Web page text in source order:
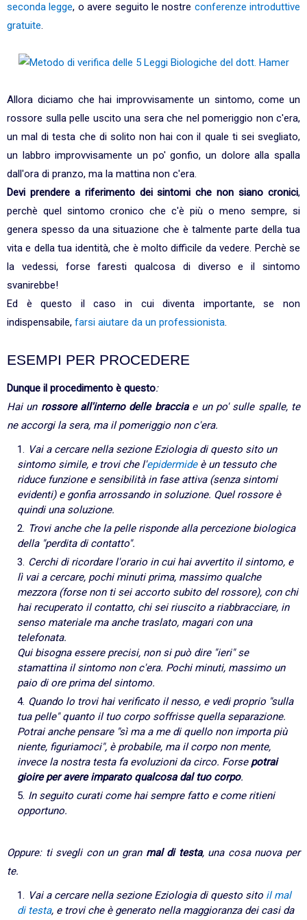
seconda legge, o avere seguito le nostre conferenze introduttive
gratuite.
Allora diciamo che hai improvvisamente un sintomo, come un
rossore sulla pelle uscito una sera che nel pomeriggio non c'era,
un mal di testa che di solito non hai con il quale ti sei svegliato,
un labbro improvvisamente un po' gonfio, un dolore alla spalla
dall'ora di pranzo, ma la mattina non c'era.
Devi prendere a riferimento dei sintomi che non siano cronici,
perchè quel sintomo cronico che c'è più o meno sempre, si
genera spesso da una situazione che è talmente parte della tua
vita e della tua identità, che è molto difficile da vedere. Perchè se
la vedessi, forse faresti qualcosa di diverso e il sintomo
svanirebbe!
Ed è questo il caso in cui diventa importante, se non
indispensabile, farsi aiutare da un professionista.
ESEMPI PER PROCEDERE
Dunque il procedimento è questo:
Hai un rossore all'interno delle bracciae un po' sulle spalle, te
ne accorgi la sera, ma il pomeriggio non c'era.
Vai a cercare nella sezione Eziologia di questo sito un
sintomo simile, e trovi che l'epidermideè un tessuto che
riduce funzione e sensibilità in fase attiva (senza sintomi
evidenti) e gonfia arrossando in soluzione. Quel rossore è
quindi una soluzione.
Trovi anche che la pelle risponde alla percezione biologica
della "perdita di contatto".
Cerchi di ricordare l'orario in cui hai avvertito il sintomo, e
lì vai a cercare, pochi minuti prima, massimo qualche
mezzora (forse non ti sei accorto subito del rossore), con chi
hai recuperato il contatto, chi sei riuscito a riabbracciare, in
senso materiale ma anche traslato, magari con una
telefonata.
Qui bisogna essere precisi, non si può dire "ieri" se
stamattina il sintomo non c'era. Pochi minuti, massimo un
paio di ore prima del sintomo.
Quando lo trovi hai verificato il nesso, e vedi proprio "sulla
tua pelle" quanto il tuo corpo soffrisse quella separazione.
Potrai anche pensare "sì ma a me di quello non importa più
niente, figuriamoci", è probabile, ma il corpo non mente,
invece la nostra testa fa evoluzioni da circo. Forse potrai
gioire per avere imparato qualcosa dal tuo corpo.
In seguito curati come hai sempre fatto e come ritieni
opportuno.
Oppure: ti svegli con un gran mal di testa, una cosa nuova per
te.
Vai a cercare nella sezione Eziologia di questo sito il mal
di testa, e trovi che è generato nella maggioranza dei casi da